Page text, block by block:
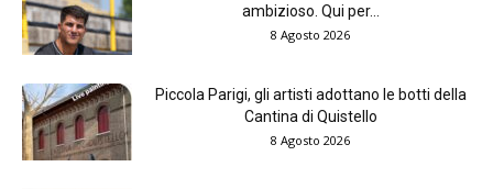
ambizioso. Qui per...
8 Agosto 2026
Piccola Parigi, gli artisti adottano le botti della
Cantina di Quistello
8 Agosto 2026